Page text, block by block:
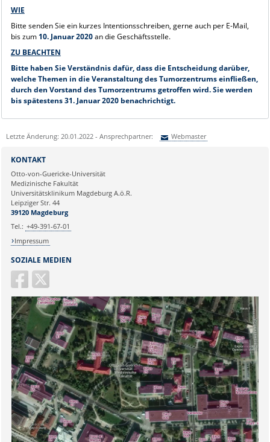
WIE
Bitte senden Sie ein kurzes Intentionsschreiben, gerne auch per E-Mail,
bis zum 10. Januar 2020an die Geschäftsstelle.
ZU BEACHTEN
Bitte haben Sie Verständnis dafür, dass die Entscheidung darüber,
welche Themen in die Veranstaltungdes Tumorzentrums einfließen,
durch den Vorstand des Tumorzentrums getroffen wird. Sie werden
bis spätestens 31. Januar 2020 benachrichtigt.
Letzte Änderung: 20.01.2022 - Ansprechpartner: Webmaster
Ihre E-Mailadresse:
Ihr Anliegen:
SOZIALE MEDIEN
KONTAKT
Otto-von-Guericke-Universität
Medizinische Fakultät
Universitätsklinikum Magdeburg A.ö.R.
Leipziger Str. 44
39120 Magdeburg
Tel.: +49-391-67-01
Impressum